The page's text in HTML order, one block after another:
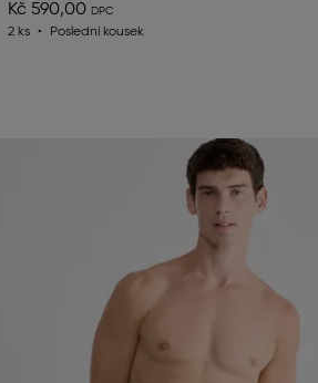
Kč 590,00
2 ks Poslední kousek